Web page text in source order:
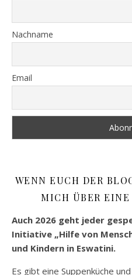
Nachname
Email
WENN EUCH DER
MICH ÜBER
Auch 2026 geht jeder
Initiative „Hilfe von
und Kindern in Eswatini.
Es gibt eine Suppenküche